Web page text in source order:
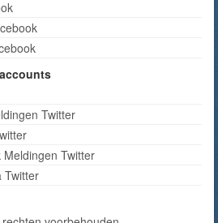
Twitter
Twitter
Twitter